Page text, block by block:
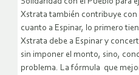
Xstrata también contribuye
cuanto a Espinar, lo primero
Xstrata debe a Espinar y
sin imponer el monto, sino,
problema. La fórmula que